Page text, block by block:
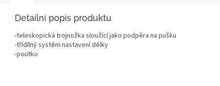
Detailní popis produktu
-teleskopická trojnožka sloužící jako podpěra na pušku
-třídílný systém nastavení délky
-poutko